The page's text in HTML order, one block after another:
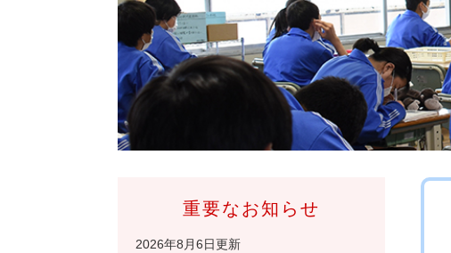
重要なお知らせ
2026年8月6日更新